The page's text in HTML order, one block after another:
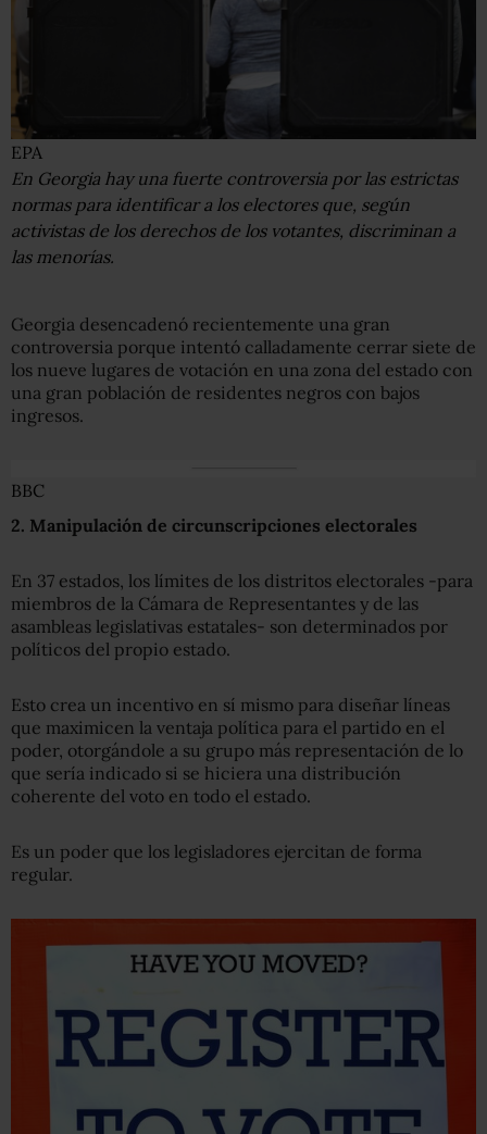
EPA
En Georgia hay una fuerte controversia por las estrictas
normas para identificar a los electores que, según
activistas de los derechos de los votantes, discriminan a
las menorías.
Georgia desencadenó recientemente una gran
controversia porque intentó calladamente cerrar siete de
los nueve lugares de votación en una zona del estado con
una gran población de residentes negros con bajos
ingresos.
BBC
2. Manipulación de circunscripciones electorales
En 37 estados, los límites de los distritos electorales -para
miembros de la Cámara de Representantes y de las
asambleas legislativas estatales- son determinados por
políticos del propio estado.
Esto crea un incentivo en sí mismo para diseñar líneas
que maximicen la ventaja política para el partido en el
poder, otorgándole a su grupo más representación de lo
que sería indicado si se hiciera una distribución
coherente del voto en todo el estado.
Es un poder que los legisladores ejercitan de forma
regular.